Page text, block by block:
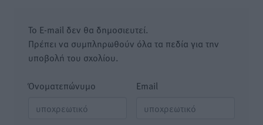
Το E-mail δεν θα δημοσιευτεί.
Πρέπει να συμπληρωθούν όλα τα πεδία για την
υποβολή του σχολίου.
Όνοματεπώνυμο Email